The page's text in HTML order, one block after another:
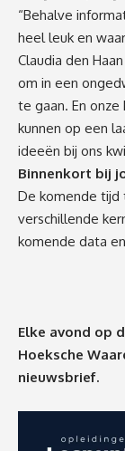
“Behalve
heel leuk en
Claudia den
om in een
te gaan. En
kunnen op een
ideeën bij ons
Binnenkort bij
De komende tijd
verschillende
komende data
Elke avond op
Hoeksche
nieuwsbrief.